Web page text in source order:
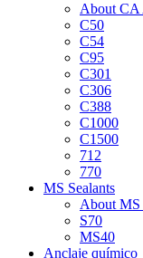
About CA
C50
C54
C95
C301
C306
C388
C1000
C1500
712
770
MS Sealants
About MS
S70
MS40
Anclaje químico